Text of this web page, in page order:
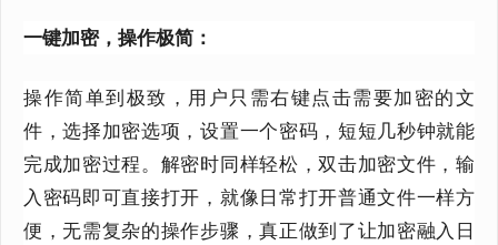
一键加密，操作极简：
操作简单到极致，用户只需右键点击需要加密的文
件，选择加密选项，设置一个密码，短短几秒钟就能
完成加密过程。解密时同样轻松，双击加密文件，输
入密码即可直接打开，就像日常打开普通文件一样方
便，无需复杂的操作步骤，真正做到了让加密融入日